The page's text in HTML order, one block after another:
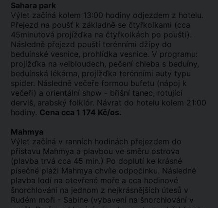
Sahara park
Výlet začíná kolem 13:00 hodiny odjezdem z hotelu.
Přejezd na poušť k základně se čtyřkolkami (cca
45minutová projížďka na čtyřkolkách po poušti).
Následně přejezd pouští terénními džípy do
beduínské vesnice, prohlídka vesnice. V programu:
projížďka na velbloudech, pečení chleba s beduíny,
beduínská lékárna, projížďka terénními auty typu
spider. Následně večeře formou bufetu (nápoj k
večeři) a orientální show - břišní tanec, rotující
derviš, arabský folklór. Návrat do hotelu kolem 21:00
hodiny. Cena cca 1 174 Kč/os.
Mahmya
Výlet začíná v ranních hodinách přejezdem do
přístavu Mahmya a plavbou ve směru ostrova
(plavba trvá cca 45 min.) Po doplutí ke krásné
písečné pláži Mahmya chvíle odpočinku. Následně
plavba lodí na otevřené moře a cca hodinové
šnorchlování na jednom z nejkrásnějších útesů v
Rudém moři - Sabine (vybavení na šnorchlování v